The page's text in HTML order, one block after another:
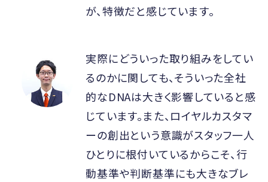
が、特徴だと感じています。
実際にどういった取り組みをしてい
るのかに関しても、そういった全社
的なDNAは大きく影響していると感
じています。また、ロイヤルカスタマ
ーの創出という意識がスタッフ一人
ひとりに根付いているからこそ、行
動基準や判断基準にも大きなブレ